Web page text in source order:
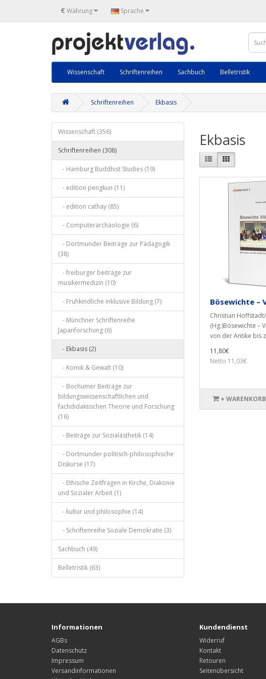
€ Währung Sprache
Wissenschaft Schriftenreihen Sachbuch Belletristik
Schriftenreihen Ekbasis
Wissenschaft (356)
Schriftenreihen (308)
- Hamburg Buddhist Studies (19)
- edition pengkun (11)
- edition cathay (85)
- Computerarchäologie (6)
- Dortmunder Beiträge zur Pädagogik
(38)
- freiburger beiträge zur
musikermedizin (10)
- Frühkindliche inklusive Bildung (7)
- Münchner Schriftenreihe
Japanforschung (6)
- Ekbasis (2)
- Komik & Gewalt (10)
- Bochumer Beiträge zur
bildungswissenschaftlichen und
fachdidaktischen Theorie und Forschung
(16)
- Beiträge zur Sozialästhetik (14)
- Dortmunder politisch-philosophische
Diskurse (17)
- Ethische Zeitfragen in Kirche, Diakonie
und Sozialer Arbeit (1)
- kultur und philosophie (14)
- Schriftenreihe Soziale Demokratie (3)
Sachbuch (49)
Belletristik (63)
Ekbasis
Bösewichte –
Christian
(Hg.)Bösewichte –
von der Antike bis
11,80€
Netto 11,03€
+ WARENKORB
Informationen
AGBs
Datenschutz
Impressum
Versandinformationen
Kundendienst
Widerruf
Kontakt
Retouren
Seitenübersicht